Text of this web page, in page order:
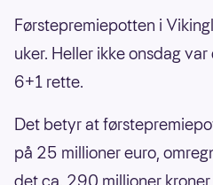
Førstepremiepotten i
uker. Heller ikke onsdag
6+1 rette.
Det betyr at
på 25 millioner euro,